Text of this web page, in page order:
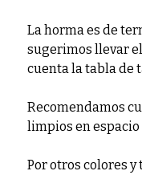
La horma es de
sugerimos llevar
cuenta la tabla de
Recomendamos
limpios en
Por otros colores y